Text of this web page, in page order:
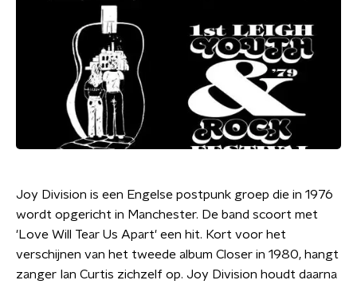
Joy Division is een Engelse postpunk groep die in 1976
wordt opgericht in Manchester. De band scoort met
'Love Will Tear Us Apart' een hit. Kort voor het
verschijnen van het tweede album Closer in 1980, hangt
zanger Ian Curtis zichzelf op. Joy Division houdt daarna